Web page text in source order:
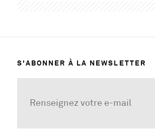
S'ABONNER À LA NEWSLETTER